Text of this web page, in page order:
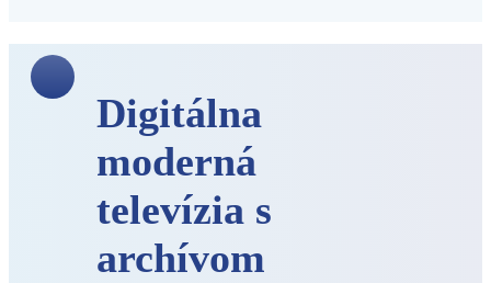
Digitálna
moderná
televízia s
archívom